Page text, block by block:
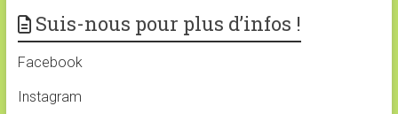
Suis-nous pour plus d’infos !
Facebook
Instagram